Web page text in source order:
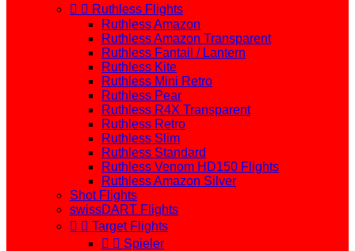
  Ruthless Flights
Ruthless Amazon
Ruthless Amazon Transparent
Ruthless Fantail / Lantern
Ruthless Kite
Ruthless Mini Retro
Ruthless Pear
Ruthless R4X Transparent
Ruthless Retro
Ruthless Slim
Ruthless Standard
Ruthless Venom HD150 Flights
Ruthless Amazon Silver
Shot Flights
swissDART Flights
  Target Flights
  Spieler